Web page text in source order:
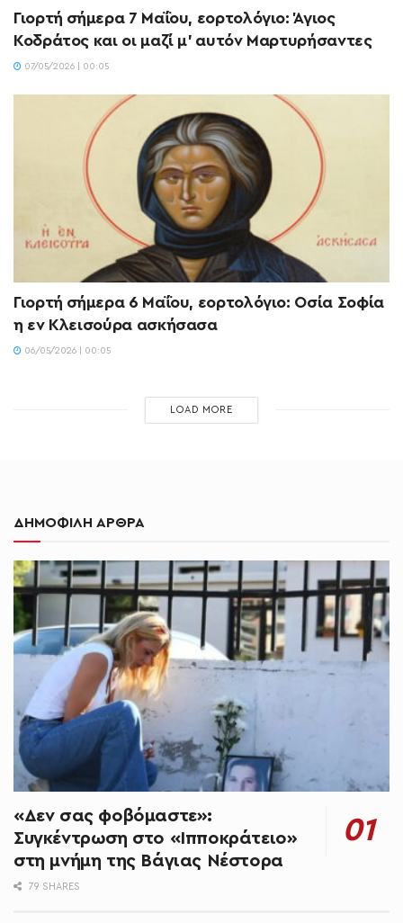
Γιορτή σήμερα 7 Μαΐου, εορτολόγιο: Άγιος
Κοδράτος και οι μαζί μ’ αυτόν Μαρτυρήσαντες
07/05/2026 | 00:05
Γιορτή σήμερα 6 Μαΐου, εορτολόγιο: Οσία Σοφία
η εν Κλεισούρα ασκήσασα
06/05/2026 | 00:05
LOAD MORE
ΔΗΜΟΦΙΛΗ ΑΡΘΡΑ
«Δεν σας φοβόμαστε»:
Συγκέντρωση στο «Ιπποκράτειο»
στη μνήμη της Βάγιας Νέστορα
79 SHARES